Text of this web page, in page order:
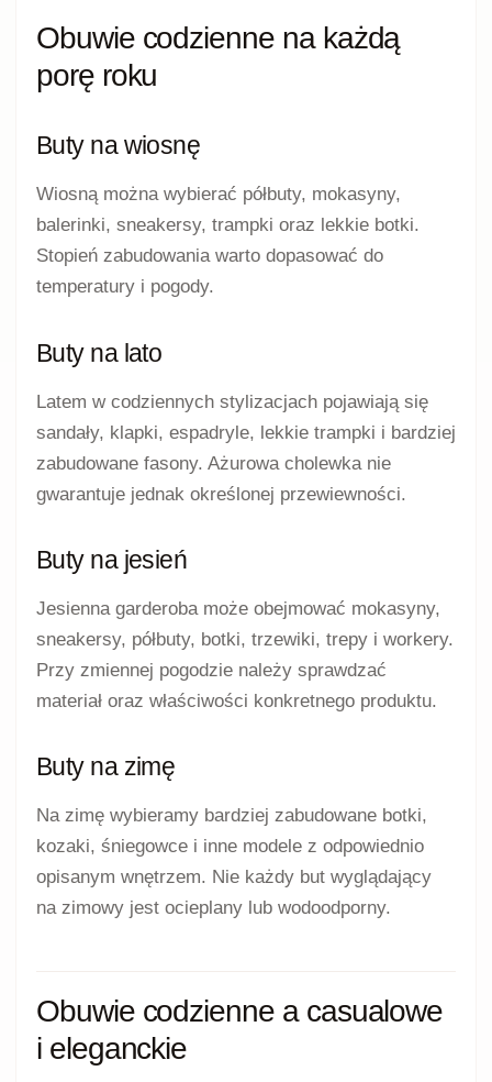
Obuwie codzienne na każdą
porę roku
Buty na wiosnę
Wiosną można wybierać półbuty, mokasyny,
balerinki, sneakersy, trampki oraz lekkie botki.
Stopień zabudowania warto dopasować do
temperatury i pogody.
Buty na lato
Latem w codziennych stylizacjach pojawiają się
sandały, klapki, espadryle, lekkie trampki i bardziej
zabudowane fasony. Ażurowa cholewka nie
gwarantuje jednak określonej przewiewności.
Buty na jesień
Jesienna garderoba może obejmować mokasyny,
sneakersy, półbuty, botki, trzewiki, trepy i workery.
Przy zmiennej pogodzie należy sprawdzać
materiał oraz właściwości konkretnego produktu.
Buty na zimę
Na zimę wybieramy bardziej zabudowane botki,
kozaki, śniegowce i inne modele z odpowiednio
opisanym wnętrzem. Nie każdy but wyglądający
na zimowy jest ocieplany lub wodoodporny.
Obuwie codzienne a casualowe
i eleganckie